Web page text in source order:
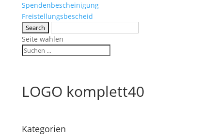
Spendenbescheinigung
Freistellungsbescheid
Seite wählen
LOGO komplett40
Kategorien